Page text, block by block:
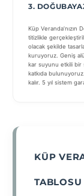
3.
Küp Veranda’nızın
titizlikle
olacak şekilde
kuruyoruz. Geniş
kar suyunu etkili bir
katkıda
kalır. 5 yıl sistem
KÜP
TABLOSU